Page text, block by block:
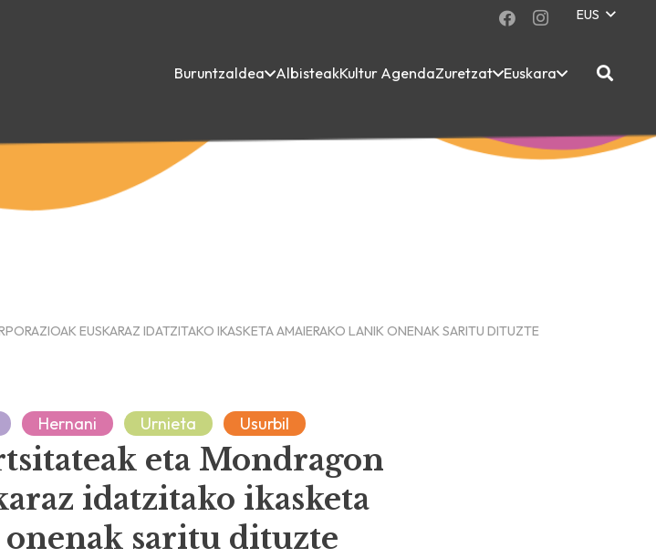
EUS
Buruntzaldea AlbisteakKultur AgendaZuretzat Euskara
EUSKARAZ IDATZITAKO IKASKETA AMAIERAKO LANIK ONENAK SARITU DITUZTE
Hernani Urnieta Usurbil
eta Mondragon
idatzitako ikasketa
saritu dituzte